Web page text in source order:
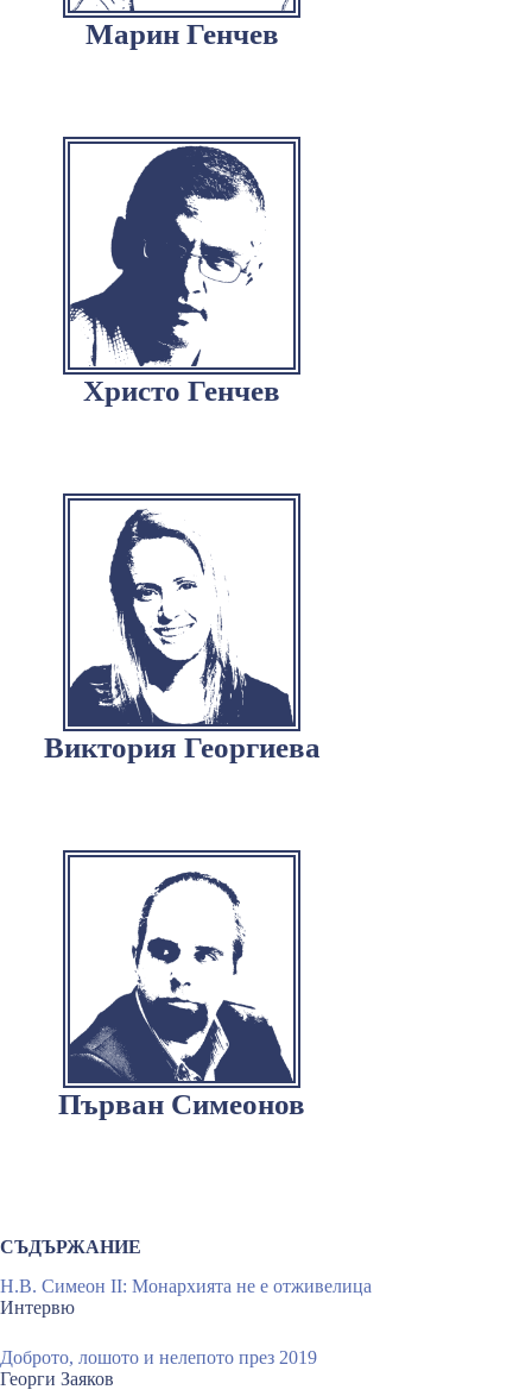
Марин Генчев
Христо Генчев
Виктория Георгиева
Първан Симеонов
СЪДЪРЖАНИЕ
Н.В. Симеон II: Монархията не е отживелица
Интервю
Доброто, лошото и нелепото през 2019
Георги Заяков